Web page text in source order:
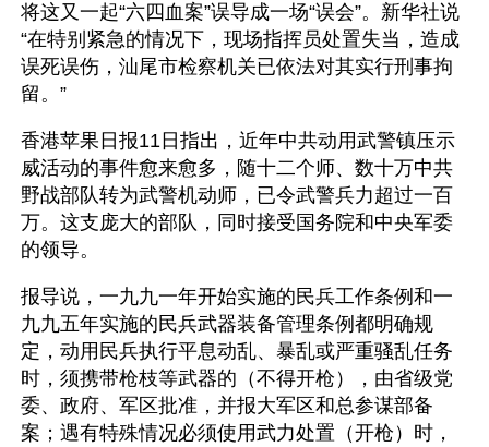
将这又一起“六四血案”误导成一场“误会”。新华社说
“在特别紧急的情况下，现场指挥员处置失当，造成
误死误伤，汕尾市检察机关已依法对其实行刑事拘
留。”
香港苹果日报11日指出，近年中共动用武警镇压示
威活动的事件愈来愈多，随十二个师、数十万中共
野战部队转为武警机动师，已令武警兵力超过一百
万。这支庞大的部队，同时接受国务院和中央军委
的领导。
报导说，一九九一年开始实施的民兵工作条例和一
九九五年实施的民兵武器装备管理条例都明确规
定，动用民兵执行平息动乱、暴乱或严重骚乱任务
时，须携带枪枝等武器的（不得开枪），由省级党
委、政府、军区批准，并报大军区和总参谋部备
案；遇有特殊情况必须使用武力处置（开枪）时，